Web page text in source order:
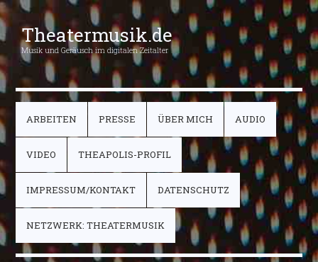
Theatermusik.de
Musik und Geräusch im digitalen Zeitalter
ARBEITEN PRESSE ÜBER MICH AUDIO
VIDEO THEAPOLIS-PROFIL
IMPRESSUM/KONTAKT DATENSCHUTZ
NETZWERK: THEATERMUSIK